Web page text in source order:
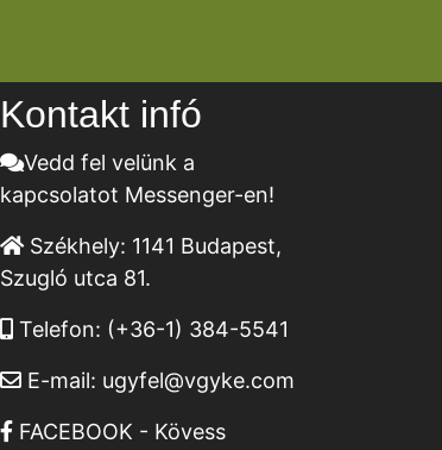
Kontakt infó
Vedd fel velünk a
kapcsolatot Messenger-en!
Székhely: 1141 Budapest,
Szugló utca 81.
Telefon: (+36-1) 384-5541
E-mail: ugyfel@vgyke.com
FACEBOOK - Kövess